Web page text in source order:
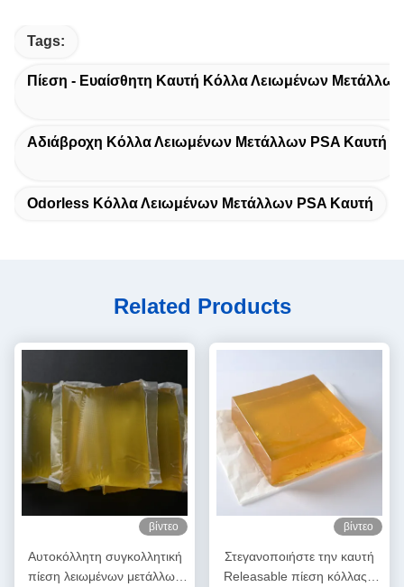
Tags:
Πίεση - Ευαίσθητη Καυτή Κόλλα Λειωμένων Μετάλλων
Αδιάβροχη Κόλλα Λειωμένων Μετάλλων PSA Καυτή
Odorless Κόλλα Λειωμένων Μετάλλων PSA Καυτή
Related Products
βίντεο
Αυτοκόλλητη συγκολλητική
πίεση λειωμένων μετάλλων
βίντεο
Στεγανοποιήστε την καυτή
Releasable πίεση κόλλας -